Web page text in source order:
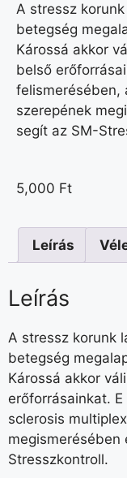
A stressz
betegség
Károssá akkor
belső
felismerésében,
szerepének
segít az SM-
5,000 Ft
Leírás
Leírás
A stressz korunk
betegség
Károssá akkor
erőforrásainkat.
sclerosis
megismerésében
Stresszkontroll.